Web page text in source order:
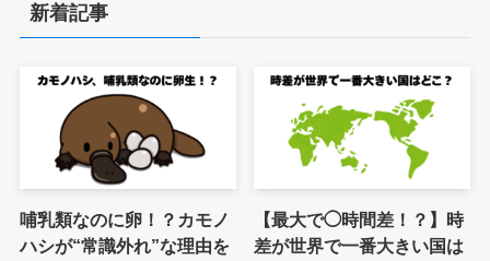
新着記事
哺乳類なのに卵！？カモノ
ハシが“常識外れ”な理由を
【最大で◯時間差！？】時
差が世界で一番大きい国は